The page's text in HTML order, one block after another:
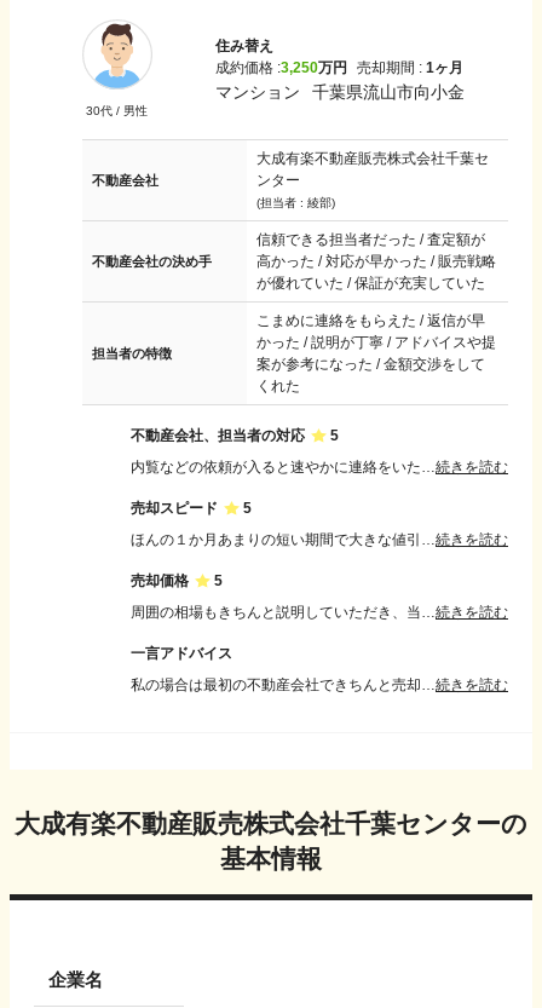
30代 / 男性
住み替え
成約価格 :3,250万円 売却期間 : 1ヶ月
マンション 千葉県流山市向小金
不動産会社
大成有楽不動産販売株式会社千葉セ
ンター
(担当者 : 綾部)
不動産会社の決め手
信頼できる担当者だった / 査定額が
高かった / 対応が早かった / 販売戦略
が優れていた / 保証が充実していた
担当者の特徴
こまめに連絡をもらえた / 返信が早
かった / 説明が丁寧 / アドバイスや提
案が参考になった / 金額交渉をして
くれた
不動産会社、担当者の対応
5
内覧などの依頼が入ると速やかに連絡をいただけ、こちらの都合が悪い場合は日程調整などを的確にしていただけた。 初めての売却でしたが、不安に思うことに丁寧に答えていただけた。続きを読む
売却スピード
5
ほんの１か月あまりの短い期間で大きな値引きなどの交渉もなく売却できたことが満足の理由。 特に大きな問題もなく、基本的にはおまかせしたまま売却できたので。続きを読む
売却価格
5
周囲の相場もきちんと説明していただき、当初の購入金額よりも高い価格で販売し、ほんの１か月あまりの短い期間で大きな値引きなどの交渉もなく売却できた。続きを読む
一言アドバイス
私の場合は最初の不動産会社できちんと売却まで進めましたが、相見積もりなどをしっかりとって、自分たちの希望する価格や期間を明確にし売却を進めることが良いかと思います。続きを読む
大成有楽不動産販売株式会社千葉センターの
基本情報
企業名